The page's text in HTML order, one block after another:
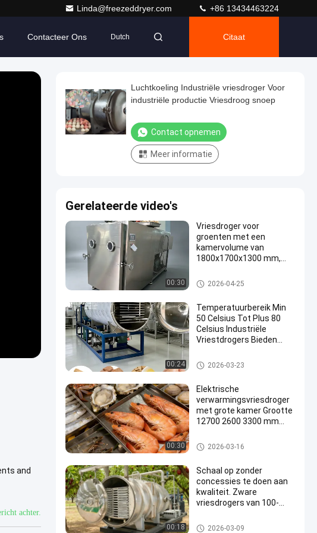
Linda@freezeddryer.com +86 13434463224
Contacteer Ons Dutch Citaat
and
achter.
Luchtkoeling Industriële vriesdroger Voor
industriële productie Vriesdroog snoep
Contact opnemen
Meer informatie
Gerelateerde video's
00:30
Vriesdroger voor
groenten met een
kamervolume van
1800x1700x1300 mm,
1280x600x30 mm of
aanpasbare bakken voor
Vriesdroger voor groenten
2026-04-25
00:24
Temperatuurbereik Min
50 Celsius Tot Plus 80
Celsius Industriële
Vriestdrogers Bieden
Consistente Resultaten
industriële vriesdrogers
2026-03-23
00:30
Elektrische
verwarmingsvriesdroger
met grote kamer Grootte
12700 2600 3300 mm
en
laboratoriumtoepassingen
industriële vriesdrogers
2026-03-16
00:18
Schaal op zonder
concessies te doen aan
kwaliteit. Zware
vriesdrogers van 100-
grootschalige productie
industriële vriesdrogers
2026-03-09